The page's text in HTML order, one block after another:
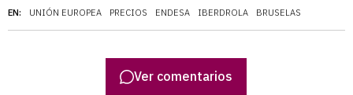
EN: UNIÓN EUROPEA PRECIOS ENDESA IBERDROLA BRUSELAS
Ver comentarios